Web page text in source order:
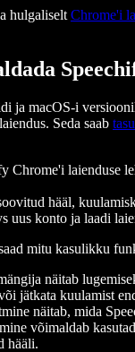
hulgaliselt Chrome'i
ja macOS-i
Seda saab
Chrome'i laienduse
hääl,
uus konto ja laadi
mitu kasulikku
näitab
jätkata kuulamist
näitab, mida
võimaldab
hääli.